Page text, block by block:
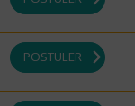
POSTULER